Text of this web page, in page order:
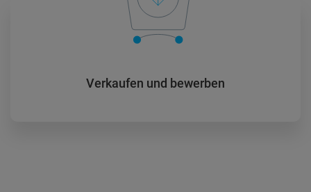
Verkaufen und bewerben